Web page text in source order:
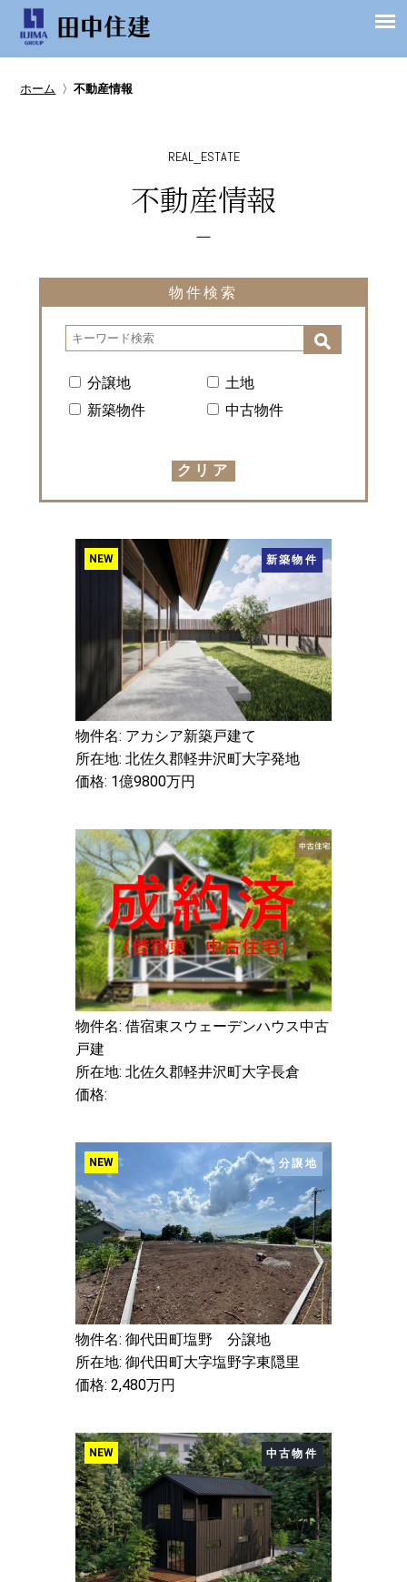
ホーム 〉 不動産情報
REAL_ESTATE
不動産情報
物件検索
分譲地
土地
新築物件
中古物件
クリア
NEW 新築物件
物件名: アカシア新築戸建て
所在地: 北佐久郡軽井沢町大字発地
価格: 1億9800万円
物件名: 借宿東スウェーデンハウス中古
戸建
所在地: 北佐久郡軽井沢町大字長倉
価格:
NEW 分譲地
物件名: 御代田町塩野 分譲地
所在地: 御代田町大字塩野字東隠里
価格: 2,480万円
NEW 中古物件